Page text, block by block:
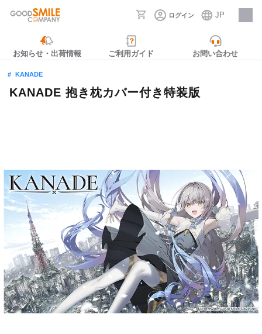
ログイン JP
採用情報
お知らせ・出荷情報 ご利用ガイド お問い合わせ
KANADE
KANADE 抱き枕カバー付き特装版